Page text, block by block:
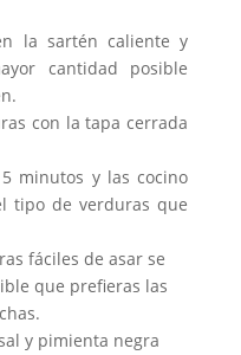
la sartén caliente y
cantidad posible
con la tapa cerrada
minutos y las cocino
tipo de verduras que
fáciles de asar se
que prefieras las
y pimienta negra